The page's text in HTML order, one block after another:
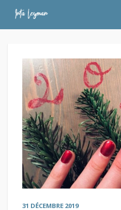
31 DÉCEMBRE 2019